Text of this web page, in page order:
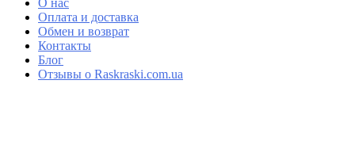
О нас
Оплата и доставка
Обмен и возврат
Контакты
Блог
Отзывы о Raskraski.com.ua